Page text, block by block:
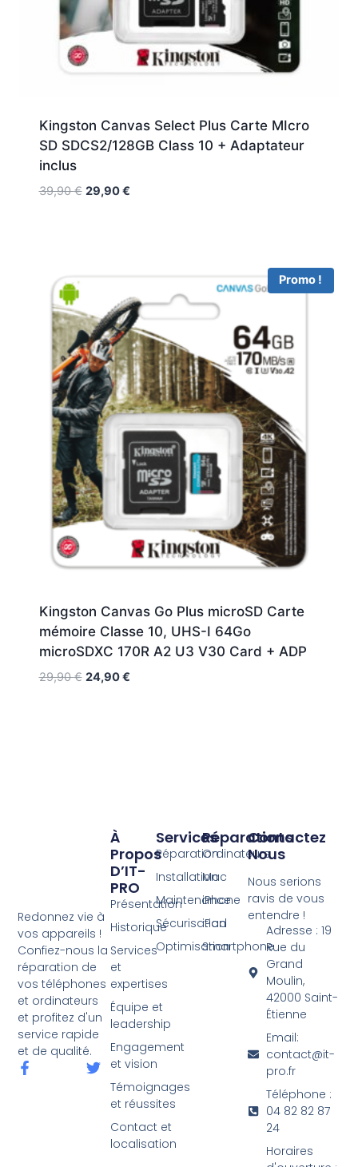
Kingston Canvas Select Plus Carte MIcro
SD SDCS2/128GB Class 10 + Adaptateur
inclus
39,90€ 29,90€
Promo !
Kingston Canvas Go Plus microSD Carte
mémoire Classe 10, UHS-I 64Go
microSDXC 170R A2 U3 V30 Card + ADP
29,90€ 24,90€
Redonnez vie à
vos appareils !
Confiez-nous la
réparation de
vos téléphones
et ordinateurs
et profitez d'un
service rapide
et de qualité.
Réparations
Ordinateurs
Mac
iPhone
iPad
Smartphone
Services
Réparation
Installation
Maintenance
Sécurisation
Optimisation
À
Propos
D’IT-
PRO
Présentation
Historique
Services
et
expertises
Équipe et
leadership
Engagement
et vision
Témoignages
et réussites
Contact et
localisation
Contactez
Nous
Nous serions
ravis de vous
entendre !
Adresse : 19
Rue du
Grand
Moulin,
42000 Saint-
Étienne
Email:
contact@it-
pro.fr
Téléphone :
04 82 82 87
24
Horaires